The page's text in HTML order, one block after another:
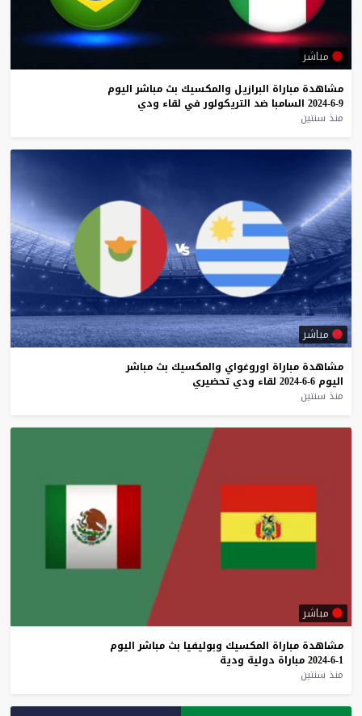
مباشر
مشاهدة مباراة البرازيل والمكسيك بث مباشر اليوم
9-6-2024
السامبا ضد التريكولور في لقاء ودي
منذ سنتين
مباشر
مشاهدة مباراة اوروغواي والمكسيك بث مباشر
اليوم 6-6-2024 لقاء ودي تحضيري
منذ سنتين
مباشر
مشاهدة مباراة المكسيك وبوليفيا بث مباشر اليوم
1-6-2024
مباراة دولية ودية
منذ سنتين